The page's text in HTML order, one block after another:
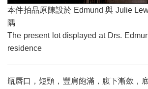
本件拍品原陳設於 Edmund 與 Julie
隅
The present lot displayed at Drs.
residence
瓶唇口，短頸，豐肩飽滿，腹下漸斂，